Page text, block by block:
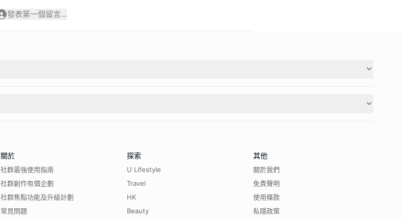
發表第一個留言...
關於
社群最強使用指南
社群創作有價企劃
社群焦點功能及升級計劃
常見問題
探索
U Lifestyle
Travel
HK
Beauty
其他
關於我們
免責聲明
使用條款
私隱政策